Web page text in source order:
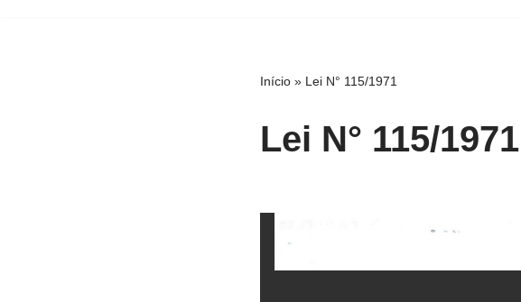
Início » Lei N° 115/1971
Lei N° 115/1971